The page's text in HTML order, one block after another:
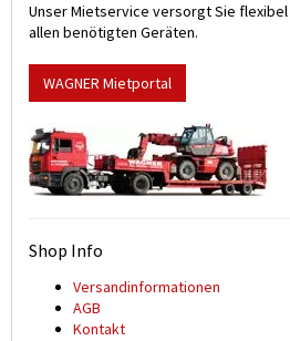
Unser Mietservice versorgt Sie
allen benötigten Geräten.
WAGNER Mietportal
Shop Info
Versand­informationen
AGB
Kontakt